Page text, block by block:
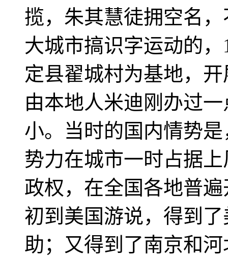
揽，朱其慧徒拥空名
大城市搞识字运动的
定县翟城村为基地，
由本地人米迪刚办过
小。当时的国内情势
势力在城市一时占据
政权，在全国各地普
初到美国游说，得到
助；又得到了南京和